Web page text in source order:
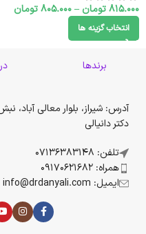
815.000تومان –
805.000تومان
انتخاب گزینه ها
برندها
آدرس: شیراز، بلوار معالی آباد،
دکتر دانیالی
تلفن: 07136383148
همراه: 09170621682
ایمیل: info@drdanyali.com